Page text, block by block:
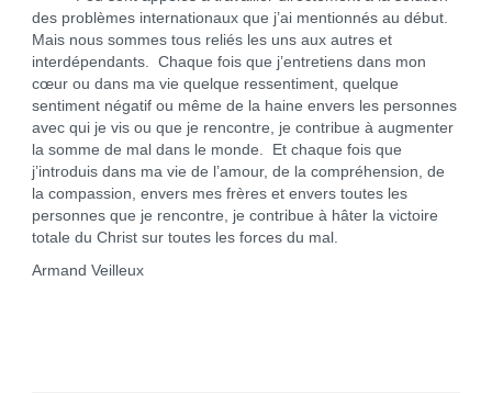
des problèmes internationaux que j’ai mentionnés au début.
Mais nous sommes tous reliés les uns aux autres et
interdépendants. Chaque fois que j’entretiens dans mon
cœur ou dans ma vie quelque ressentiment, quelque
sentiment négatif ou même de la haine envers les personnes
avec qui je vis ou que je rencontre, je contribue à augmenter
la somme de mal dans le monde. Et chaque fois que
j’introduis dans ma vie de l’amour, de la compréhension, de
la compassion, envers mes frères et envers toutes les
personnes que je rencontre, je contribue à hâter la victoire
totale du Christ sur toutes les forces du mal.
Armand Veilleux